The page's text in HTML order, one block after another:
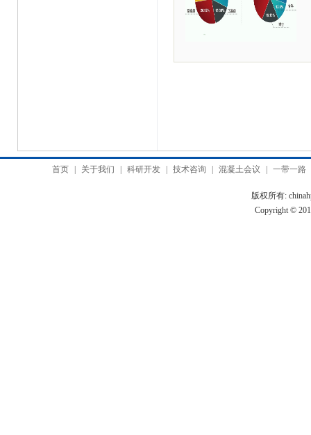
首页 关于我们 科研开发 技术咨询 混凝土会议 一带一路
版权所有:
Copyright ©